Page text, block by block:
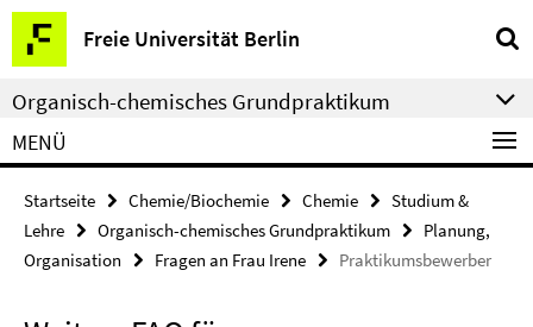
Springe
direkt
zu
Inhalt
Freie Universität Berlin
Service-
Navigation
Organisch-chemisches Grundpraktikum
MENÜ
Startseite Chemie/Biochemie Chemie
Studium &
Lehre
Organisch-chemisches Grundpraktikum
Planung,
Organisation
Fragen an Frau Irene Praktikumsbewerber